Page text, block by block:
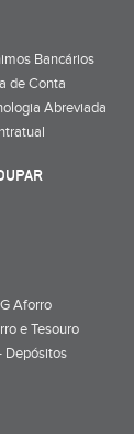
Bancários
de Conta
Abreviada
Aforro
e Tesouro
Depósitos